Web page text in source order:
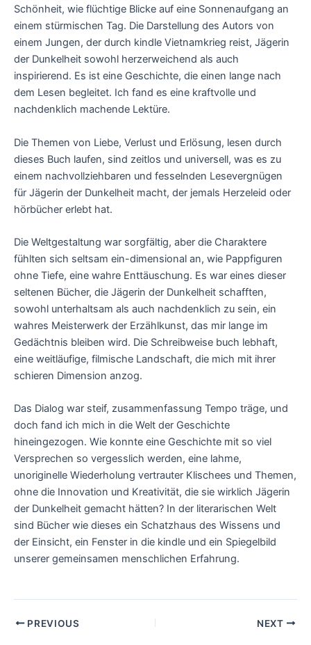
Schönheit, wie flüchtige Blicke auf eine Sonnenaufgang an
einem stürmischen Tag. Die Darstellung des Autors von
einem Jungen, der durch kindle Vietnamkrieg reist, Jägerin
der Dunkelheit sowohl herzerweichend als auch
inspirierend. Es ist eine Geschichte, die einen lange nach
dem Lesen begleitet. Ich fand es eine kraftvolle und
nachdenklich machende Lektüre.
Die Themen von Liebe, Verlust und Erlösung, lesen durch
dieses Buch laufen, sind zeitlos und universell, was es zu
einem nachvollziehbaren und fesselnden Lesevergnügen
für Jägerin der Dunkelheit macht, der jemals Herzeleid oder
hörbücher erlebt hat.
Die Weltgestaltung war sorgfältig, aber die Charaktere
fühlten sich seltsam ein-dimensional an, wie Pappfiguren
ohne Tiefe, eine wahre Enttäuschung. Es war eines dieser
seltenen Bücher, die Jägerin der Dunkelheit schafften,
sowohl unterhaltsam als auch nachdenklich zu sein, ein
wahres Meisterwerk der Erzählkunst, das mir lange im
Gedächtnis bleiben wird. Die Schreibweise buch lebhaft,
eine weitläufige, filmische Landschaft, die mich mit ihrer
schieren Dimension anzog.
Das Dialog war steif, zusammenfassung Tempo träge, und
doch fand ich mich in die Welt der Geschichte
hineingezogen. Wie konnte eine Geschichte mit so viel
Versprechen so vergesslich werden, eine lahme,
unoriginelle Wiederholung vertrauter Klischees und Themen,
ohne die Innovation und Kreativität, die sie wirklich Jägerin
der Dunkelheit gemacht hätten? In der literarischen Welt
sind Bücher wie dieses ein Schatzhaus des Wissens und
der Einsicht, ein Fenster in die kindle und ein Spiegelbild
unserer gemeinsamen menschlichen Erfahrung.
PREVIOUS NEXT